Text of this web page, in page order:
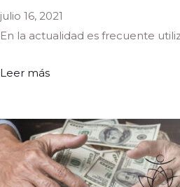
julio 16, 2021
En la actualidad es frecuente
Leer más